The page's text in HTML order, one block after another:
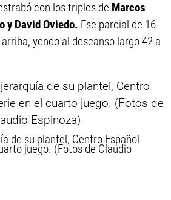
con los triples de Marcos
y David Oviedo. Ese parcial de 16
yendo al descanso largo 42 a
de su plantel, Centro Español
juego. (Fotos de Claudio